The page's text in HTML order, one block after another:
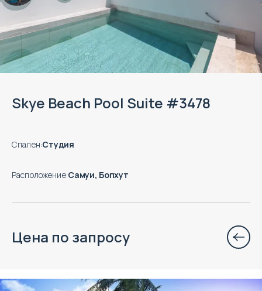
Skye Beach Pool Suite #3478
Спален:Студия
Расположение:Самуи, Бопхут
Цена по запросу